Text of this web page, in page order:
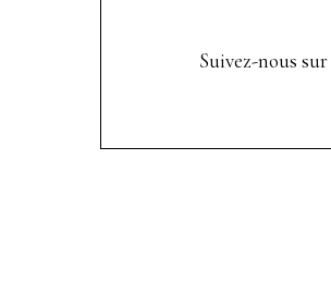
Suivez-nous sur